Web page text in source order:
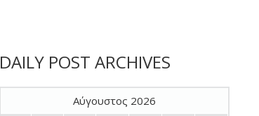
DAILY POST ARCHIVES
Αύγουστος 2026